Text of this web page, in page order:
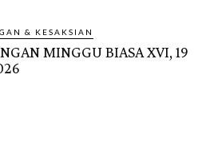
& KESAKSIAN
MINGGU BIASA XVI, 19